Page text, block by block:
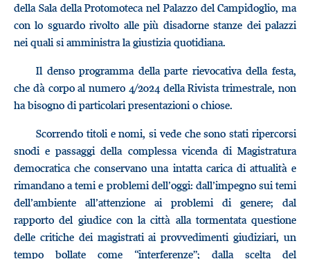
della Sala della Protomoteca nel Palazzo del Campidoglio, ma
con lo sguardo rivolto alle più disadorne stanze dei palazzi
nei quali si amministra la giustizia quotidiana.
Il denso programma della parte rievocativa della festa,
che dà corpo al numero 4/2024 della Rivista trimestrale, non
ha bisogno di particolari presentazioni o chiose.
Scorrendo titoli e nomi, si vede che sono stati ripercorsi
snodi e passaggi della complessa vicenda di Magistratura
democratica che conservano una intatta carica di attualità e
rimandano a temi e problemi dell’oggi: dall’impegno sui temi
dell’ambiente all’attenzione ai problemi di genere; dal
rapporto del giudice con la città alla tormentata questione
delle critiche dei magistrati ai provvedimenti giudiziari, un
tempo bollate come “interferenze”; dalla scelta del